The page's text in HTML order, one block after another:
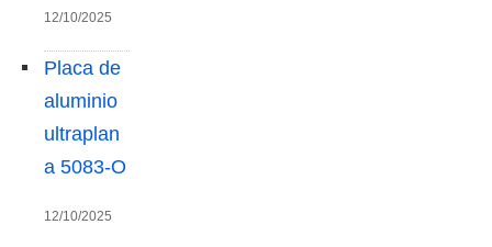
12/10/2025
Placa de
aluminio
ultraplan
a 5083-O
12/10/2025